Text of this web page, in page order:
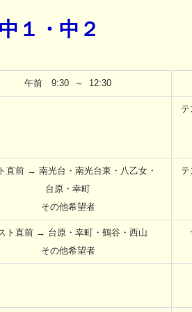
１・中２
午前 9:30 ～ 12:30
直前 → 南光台・南光台東・八乙女・
台原・幸町
その他希望者
ト直前 → 台原・幸町・鶴谷・西山
その他希望者